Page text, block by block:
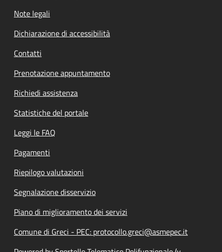
Note legali
Dichiarazione di accessibilità
Contatti
Prenotazione appuntamento
Richiedi assistenza
Statistiche del portale
Leggi le FAQ
Pagamenti
Riepilogo valutazioni
Segnalazione disservizio
Piano di miglioramento dei servizi
Comune di Greci - PEC: protocollo.greci@asmepec.it